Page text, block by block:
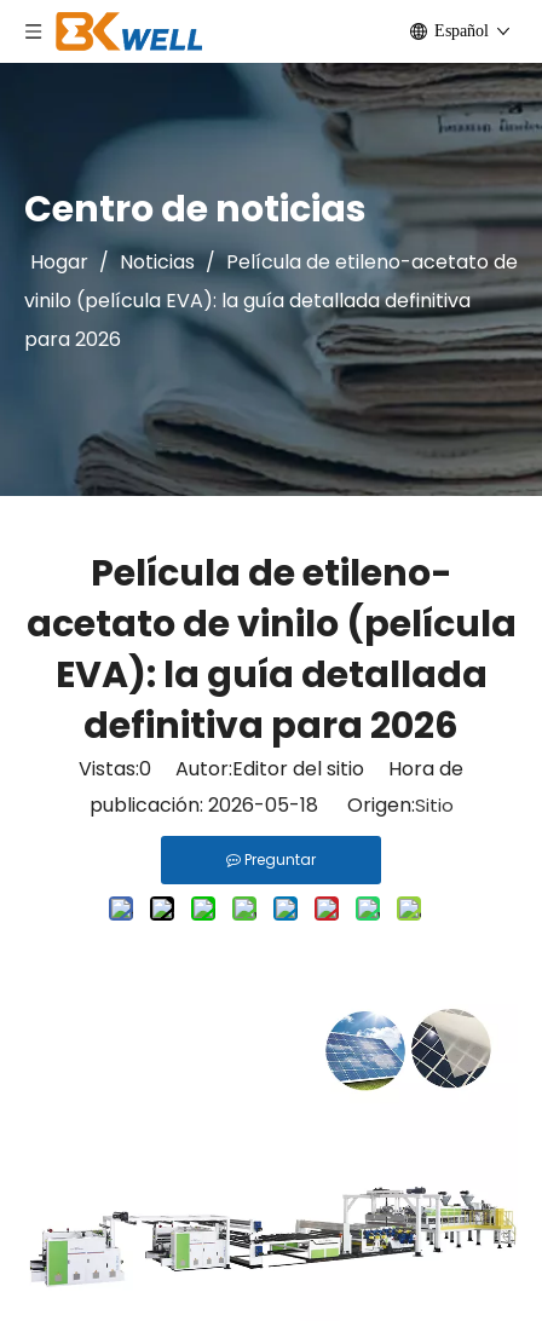
Español
Centro de noticias
Hogar / Noticias / Película de etileno-acetato de
vinilo (película EVA): la guía detallada definitiva
para 2026
Película de etileno-
acetato de vinilo (película
EVA): la guía detallada
definitiva para 2026
Vistas:0 Autor:Editor del sitio Hora de
publicación: 2026-05-18 Origen:Sitio
Preguntar